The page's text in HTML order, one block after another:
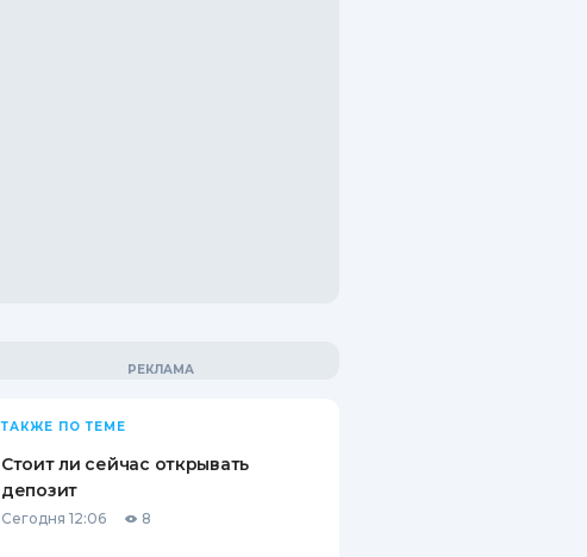
ТАКЖЕ ПО ТЕМЕ
Стоит ли сейчас открывать
депозит
Сегодня 12:06 8